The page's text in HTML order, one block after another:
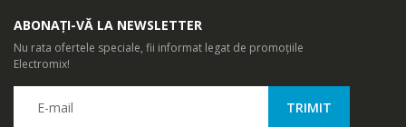
ABONAȚI-VĂ LA NEWSLETTER
Nu rata ofertele speciale, fii informat legat de promoțiile
Electromix!